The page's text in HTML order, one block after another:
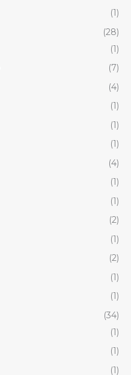
(1)
(28)
(1)
(7)
(4)
(1)
(1)
(1)
(4)
(1)
(1)
(2)
(1)
(2)
(1)
(1)
(34)
(1)
(1)
(1)